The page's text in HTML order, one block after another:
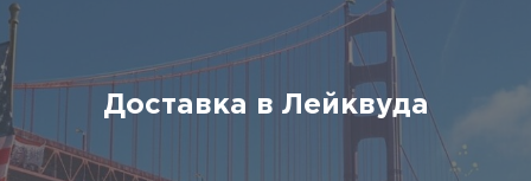
Доставка в Лейквуда